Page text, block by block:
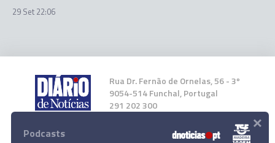
29 Set 22:06
Rua Dr. Fernão de Ornelas, 56 - 3º
9054-514 Funchal, Portugal
291 202 300
Instale a nossa App
Podcasts ×